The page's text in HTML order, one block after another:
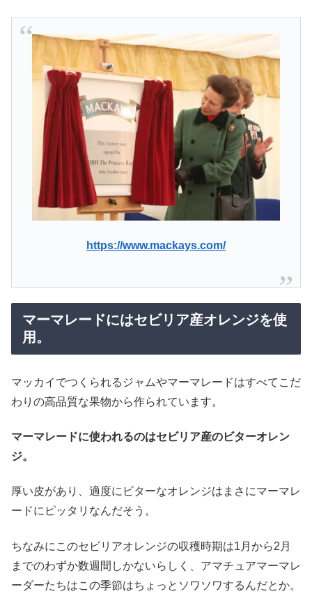
https://www.mackays.com/
マーマレードにはセビリア産オレンジを使
用。
マッカイでつくられるジャムやマーマレードはすべてこだ
わりの高品質な果物から作られています。
マーマレードに使われるのはセビリア産のビターオレン
ジ。
厚い皮があり、適度にビターなオレンジはまさにマーマレ
ードにピッタリなんだそう。
ちなみにこのセビリアオレンジの収穫時期は1月から2月
までのわずか数週間しかないらしく、アマチュアマーマレ
ーダーたちはこの季節はちょっとソワソワするんだとか。